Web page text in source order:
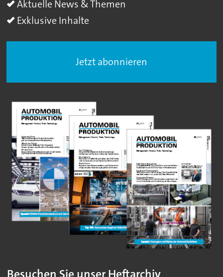
Aktuelle News & Themen
Exklusive Inhalte
Jetzt abonnieren